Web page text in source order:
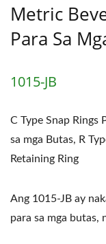
Metric
Para Sa
1015-JB
C Type Snap Rings
sa mga Butas, R
Retaining Ring
Ang 1015-JB ay
para sa mga butas,